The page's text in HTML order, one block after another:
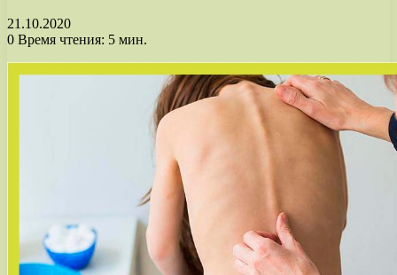
21.10.2020
0 Время чтения: 5 мин.